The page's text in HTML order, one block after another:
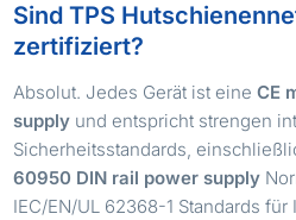
Sind TPS
zertifiziert?
Absolut. Jedes Gerät ist eineCE
supply und entspricht strengen
Sicherheitsstandards,
60950 DIN rail power supply
IEC/EN/UL 62368-1 Standards